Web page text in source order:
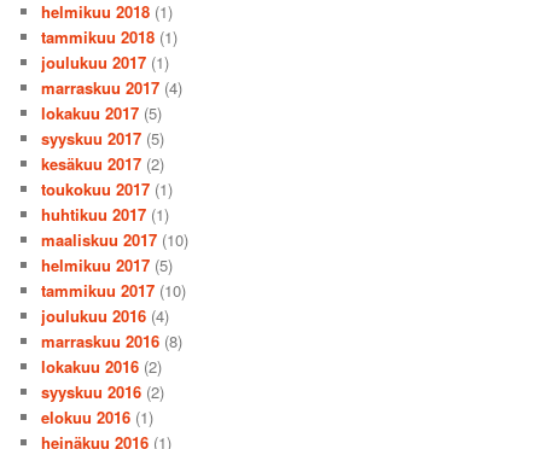
helmikuu 2018 (1)
tammikuu 2018 (1)
joulukuu 2017 (1)
marraskuu 2017 (4)
lokakuu 2017 (5)
syyskuu 2017 (5)
kesäkuu 2017 (2)
toukokuu 2017 (1)
huhtikuu 2017 (1)
maaliskuu 2017 (10)
helmikuu 2017 (5)
tammikuu 2017 (10)
joulukuu 2016 (4)
marraskuu 2016 (8)
lokakuu 2016 (2)
syyskuu 2016 (2)
elokuu 2016 (1)
heinäkuu 2016 (1)